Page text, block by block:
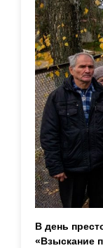
В день
«Взыскание